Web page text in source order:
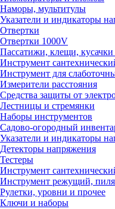
Наморы, мультитулы
Указатели и индикаторы
Отвертки
Отвертки 1000V
Пассатижи, клещи,
Инструмент
Инструмент для
Измерители расстояния
Средства защиты от
Лестницы и стремянки
Наборы инструментов
Садово-огородный
Указатели и индикаторы
Детекторы напряжения
Тестеры
Инструмент
Инструмент режущий,
Рулетки, уровни и прочее
Ключи и наборы